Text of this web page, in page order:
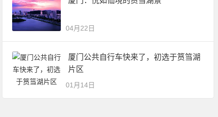
04月22日
厦门公共自行车快来了，初选于筼筜湖
片区
01月14日